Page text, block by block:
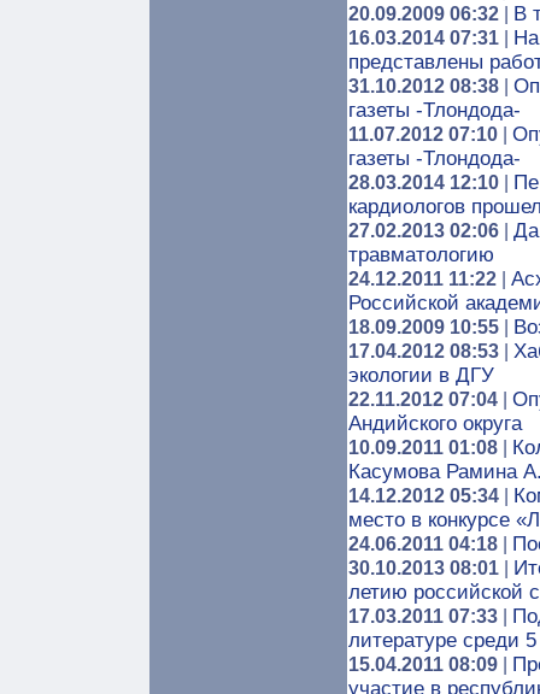
20.09.2009 06:32 В
16.03.2014 07:31
представлены
31.10.2012 08:38
газеты -Тлондода-
11.07.2012 07:10
газеты -Тлондода-
28.03.2014 12:10
кардиологов
27.02.2013 02:06
травматологию
24.12.2011 11:22
Российской
18.09.2009 10:55
17.04.2012 08:53
экологии в ДГУ
22.11.2012 07:04
Андийского округа
10.09.2011 01:08
Касумова Рамина
14.12.2012 05:34
место в конкурсе
24.06.2011 04:18
30.10.2013 08:01
летию российской
17.03.2011 07:33
литературе среди
15.04.2011 08:09
участие в